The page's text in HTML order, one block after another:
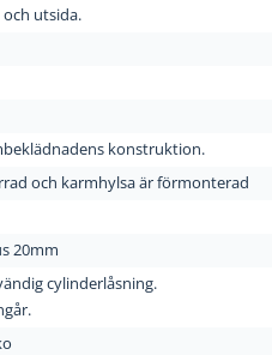
och utsida.
konstruktion.
och karmhylsa är förmonterad
20mm
cylinderlåsning.